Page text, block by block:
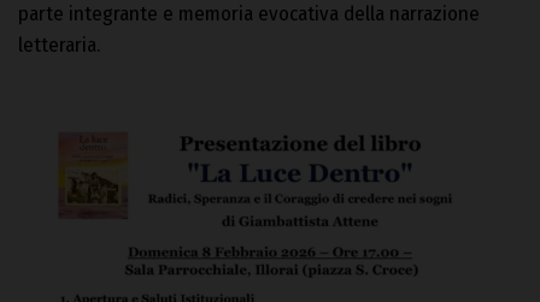
parte integrante e memoria evocativa della narrazione
letteraria.